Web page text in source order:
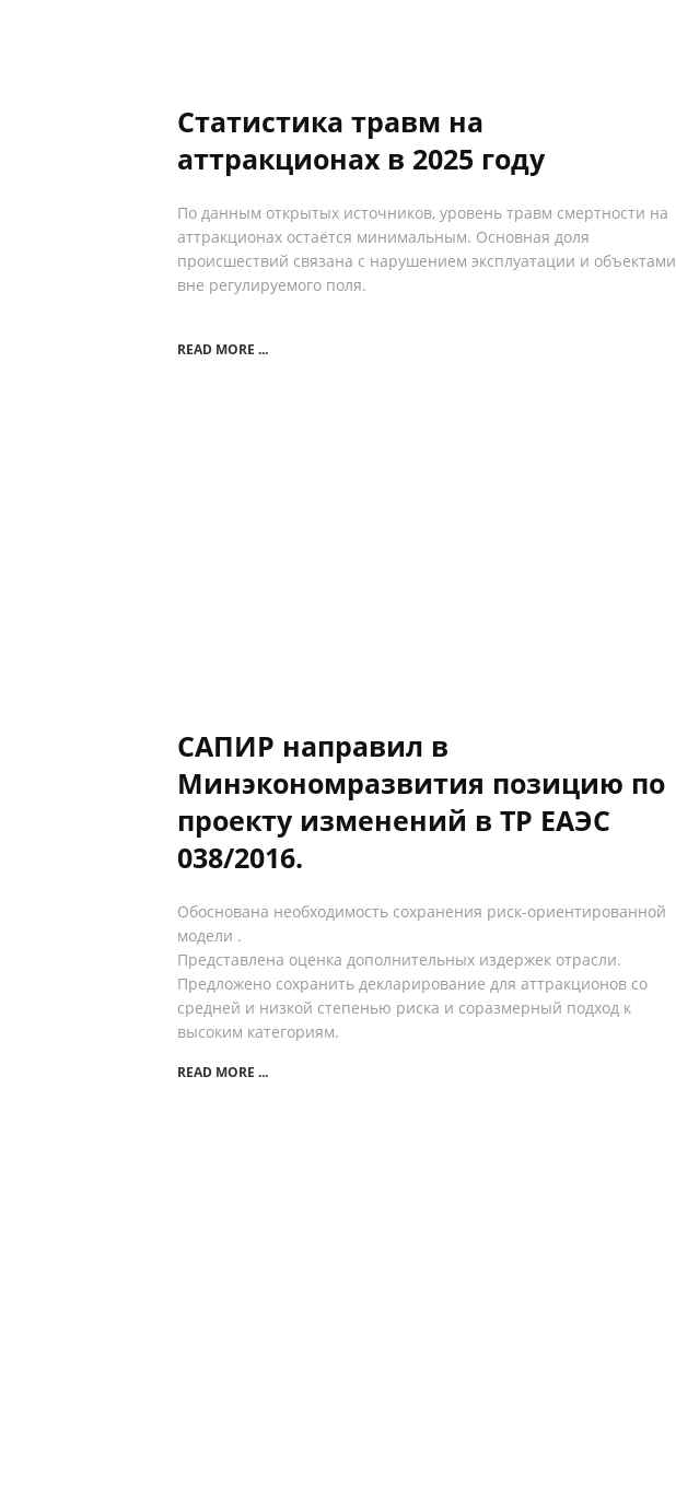
Статистика травм на
аттракционах в 2025 году
По данным открытых источников, уровень травм смертности на
аттракционах остаётся минимальным. Основная доля
происшествий связана с нарушением эксплуатации и объектами
вне регулируемого поля.
READ MORE ...
САПИР направил в
Минэкономразвития позицию по
проекту изменений в ТР ЕАЭС
038/2016.
Обоснована необходимость сохранения риск-ориентированной
модели .
Представлена оценка дополнительных издержек отрасли.
Предложено сохранить декларирование для аттракционов со
средней и низкой степенью риска и соразмерный подход к
высоким категориям.
READ MORE ...